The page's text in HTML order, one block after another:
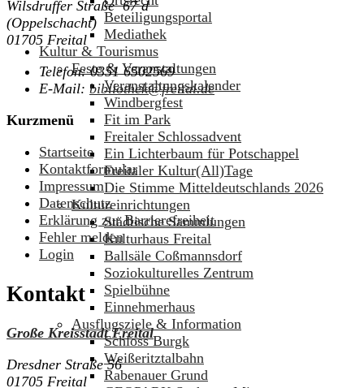
Beteiligungsportal
Mediathek
Kultur & Tourismus
Feste & Veranstaltungen
Veranstaltungskalender
Windbergfest
Fit im Park
Freitaler Schlossadvent
Ein Lichterbaum für Potschappel
Freitaler Kultur(All)Tage
Die Stimme Mitteldeutschlands 2026
Kultureinrichtungen
Städtische Sammlungen
Kulturhaus Freital
Ballsäle Coßmannsdorf
Soziokulturelles Zentrum
Spielbühne
Einnehmerhaus
Ausflugsziele & Information
Schloss Burgk
Weißeritztalbahn
Rabenauer Grund
Wilsdruffer Straße 67 d
(Oppelschacht)
01705 Freital
Telefon:0351 6502569
E-Mail: bibliothek@freital.de
Kurzmenü
Startseite
Kontaktformular
Impressum
Datenschutz
Erklärung zur Barrierefreiheit
Fehler melden
Login
Kontakt
Große Kreisstadt Freital
Dresdner Straße 56
01705 Freital